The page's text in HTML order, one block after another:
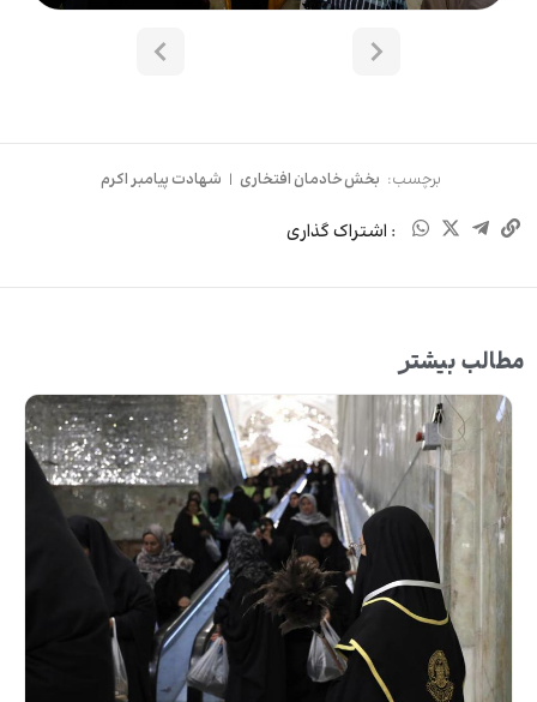
برچسب: بخش خادمان افتخاری | شهادت پیامبر اکرم
: اشتراک گذاری
مطالب بیشتر